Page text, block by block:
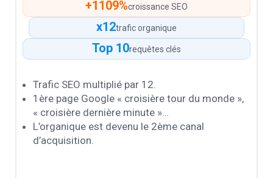
+1109%croissance SEO
x12trafic organique
Top 10requêtes clés
Trafic SEO multiplié par 12.
1ère page Google « croisière tour du monde »,
« croisière dernière minute »…
L’organique est devenu le 2ème canal
d’acquisition.